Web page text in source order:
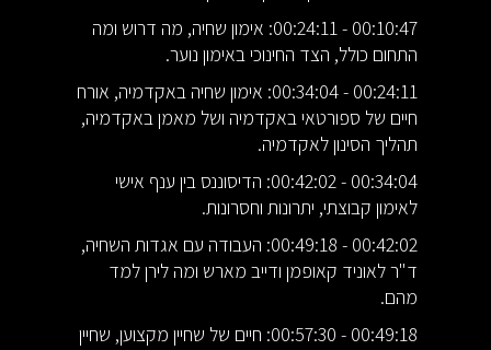
00:10:47 - 00:24:11: אימון שחיה, מה דרוש ומה
התחום כולל, הצד החינוכי באימון נוער.
00:24:11 - 00:34:04: אימון שחיה באקדמיה, אורח
חיים של ספורטאי באקדמיה ושל מאמן באקדמיה,
תהליך הסינון לאקדמיה.
00:34:04 - 00:42:02: הדיסוננס בין ענף אישי
לאימון קבוצתי, יתרונות וחסרונות.
00:42:02 - 00:49:18: העבודה עם אגדות השחיה,
ד"ר לאוניד קאופמן ודייב מארש ומה לירן למד
מהם.
00:49:18 - 00:57:30: חיים של שחיין מקצוען, שחיין